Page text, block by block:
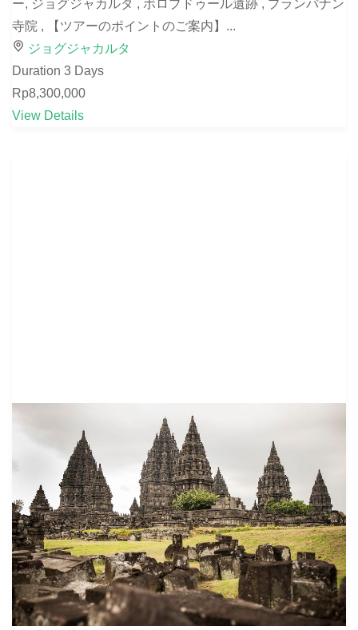
ー, ジョグジャカルタ , ボロブドゥール遺跡 , プランバナン
寺院 , 【ツアーのポイントのご案内】...
ジョグジャカルタ
Duration 3 Days
Rp8,300,000
View Details